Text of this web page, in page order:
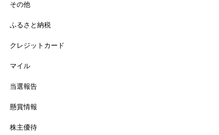
その他
ふるさと納税
クレジットカード
マイル
当選報告
懸賞情報
株主優待